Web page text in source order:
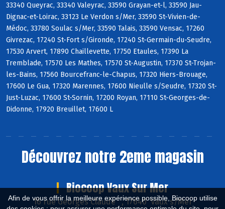
Afin de vous offrir la meilleure expérience possible, Biocoop utilise
33340 Queyrac, 33340 Valeyrac, 33590 Grayan-et-l, 33590 Jau-
Dignac-et-Loirac, 33123 Le Verdon s/Mer, 33590 St-Vivien-de-
Médoc, 33780 Soulac s/Mer, 33590 Talais, 33590 Vensac, 17260
Givrezac, 17240 St-Fort s/Gironde, 17240 St-Germain-du-Seudre,
17530 Arvert, 17890 Chaillevette, 17750 Etaules, 17390 La
Tremblade, 17570 Les Mathes, 17570 St-Augustin, 17370 St-Trojan-
les-Bains, 17560 Bourcefranc-le-Chapus, 17320 Hiers-Brouage,
17600 Le Gua, 17320 Marennes, 17600 Nieulle s/Seudre, 17320 St-
Just-Luzac, 17600 St-Sornin, 17200 Royan, 17110 St-Georges-de-
Didonne, 17920 Breuillet, 17600 L
Découvrez notre 2eme magasin
Biocoop Vaux Sur Mer
16 rue Georges Claude , 17640 Vaux s/Mer